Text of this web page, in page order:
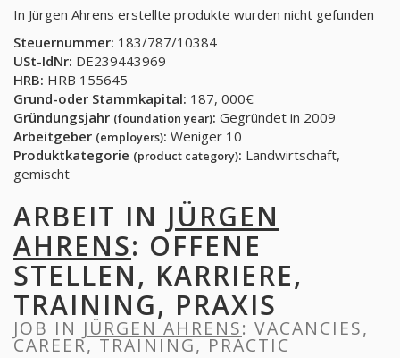
In Jürgen Ahrens erstellte produkte wurden nicht gefunden
Steuernummer: 183/787/10384
USt-IdNr: DE239443969
HRB: HRB 155645
Grund-oder Stammkapital: 187, 000€
Gründungsjahr (foundation year): Gegründet in 2009
Arbeitgeber (employers): Weniger 10
Produktkategorie (product category): Landwirtschaft,
gemischt
ARBEIT IN JÜRGEN
AHRENS: OFFENE
STELLEN, KARRIERE,
TRAINING, PRAXIS
JOB IN JÜRGEN AHRENS: VACANCIES,
CAREER, TRAINING, PRACTIC